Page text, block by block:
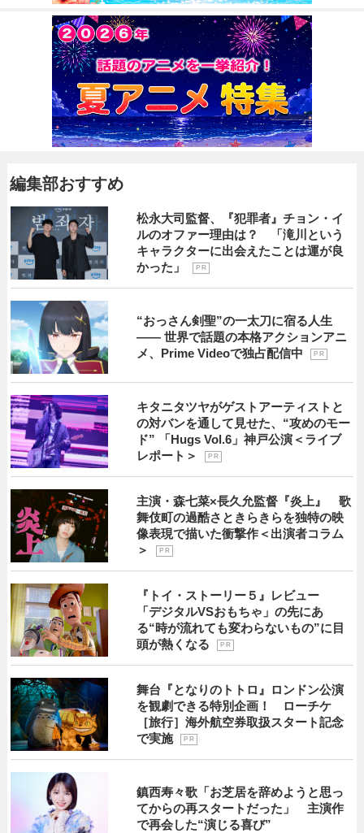
編集部おすすめ
松永大司監督、『犯罪者』チョン・イ
ルのオファー理由は？ 「滝川という
キャラクターに出会えたことは運が良
かった」
P R
“おっさん剣聖”の一太刀に宿る人生
―― 世界で話題の本格アクションアニ
メ、Prime Videoで独占配信中
P R
キタニタツヤがゲストアーティストと
の対バンを通して見せた、“攻めのモー
ド” 「Hugs Vol.6」神戸公演＜ライブ
レポート＞
P R
主演・森七菜×長久允監督『炎上』 歌
舞伎町の過酷さときらきらを独特の映
像表現で描いた衝撃作＜出演者コラム
＞
P R
『トイ・ストーリー５』レビュー
「デジタルVSおもちゃ」の先にあ
る“時が流れても変わらないもの”に目
頭が熱くなる
P R
舞台『となりのトトロ』ロンドン公演
を観劇できる特別企画！ ローチケ
［旅行］海外航空券取扱スタート記念
で実施
P R
鎮西寿々歌「お芝居を辞めようと思っ
てからの再スタートだった」 主演作
で再会した“演じる喜び”